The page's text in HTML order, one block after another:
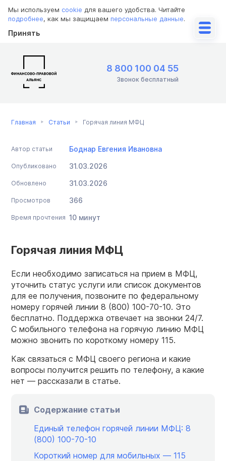
Мы используем cookie для вашего удобства. Читайте
подробнее, как мы защищаем персональные данные.
Принять
8 800 100 04 55
Звонок бесплатный
Главная Статьи Горячая линия МФЦ
Автор статьи Боднар Евгения Ивановна
Опубликовано 31.03.2026
Обновлено 31.03.2026
Просмотров 366
Время прочтения 10 минут
Горячая линия МФЦ
Если необходимо записаться на прием в МФЦ,
уточнить статус услуги или список документов
для ее получения, позвоните по федеральному
номеру горячей линии 8 (800) 100-70-10. Это
бесплатно. Поддержка отвечает на звонки 24/7.
С мобильного телефона на горячую линию МФЦ
можно звонить по короткому номеру 115.
Как связаться с МФЦ своего региона и какие
вопросы получится решить по телефону, а какие
нет — рассказали в статье.
Содержание статьи
Единый телефон горячей линии МФЦ: 8
(800) 100-70-10
Короткий номер для мобильных — 115